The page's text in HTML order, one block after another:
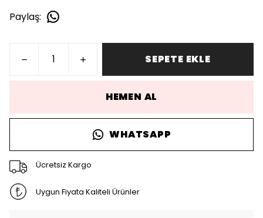
Paylaş:
SEPETE EKLE
HEMEN AL
WHATSAPP
Ücretsiz Kargo
Uygun Fiyata Kaliteli Ürünler